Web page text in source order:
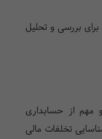
بررسی و تحلیل
مهم از حسابداری
تخلفات مالی